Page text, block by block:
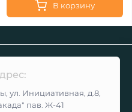
В корзину
ул. Инициативная, д.8,
пав. Ж-41